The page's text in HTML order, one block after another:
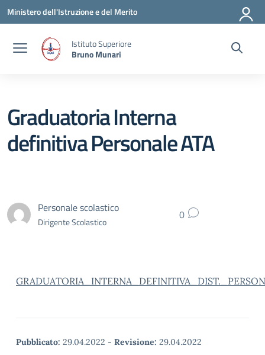
Vai ai contenuti
Vai al menu di navigazione
Vai al footer
Ministero dell'Istruzione e del Merito
Istituto Superiore
Bruno Munari
Graduatoria Interna
definitiva Personale ATA
Personale scolastico
Dirigente Scolastico 0
Pubblicato: 29.04.2022 - Revisione: 29.04.2022